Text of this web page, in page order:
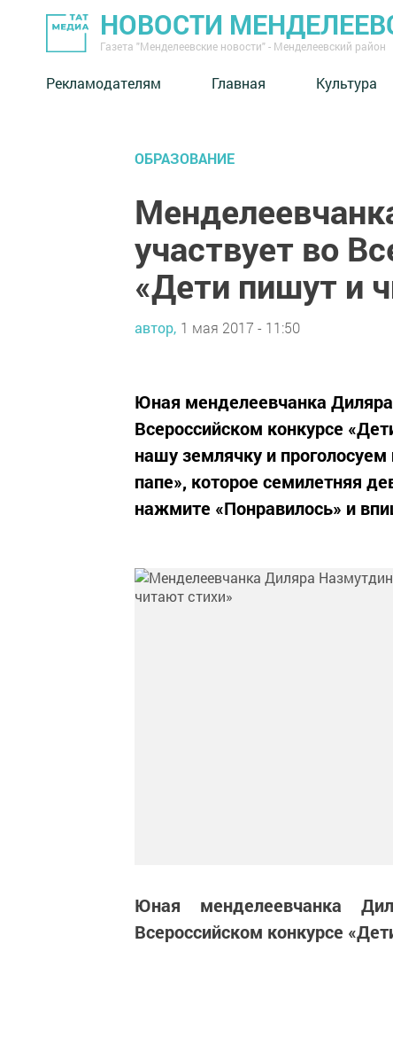
НОВОСТИ
Газета "Менделеевские новости" - Менделеевский район
Рекламодателям Главная Культура
ОБРАЗОВАНИЕ
участвует во
«Дети пишут и
автор, 1 мая 2017 - 11:50
Юная менделеевчанка
Всероссийском конкурсе
нашу землячку и
папе», которое семилетняя
нажмите «Понравилось» и
Юная менделеевчанка
Всероссийском конкурсе